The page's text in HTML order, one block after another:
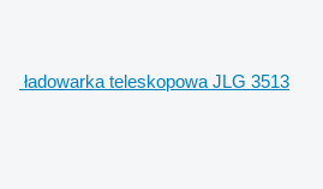
ładowarka teleskopowa JLG 3513